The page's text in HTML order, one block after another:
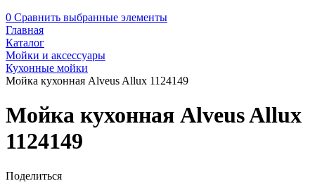
0 Сравнить выбранные элементы
Главная
Каталог
Мойки и аксессуары
Кухонные мойки
Мойка кухонная Alveus Allux 1124149
Мойка кухонная Alveus Allux
1124149
Поделиться